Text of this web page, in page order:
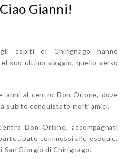
Gianni!
ospiti di Chirignago hanno
suo ultimo viaggio, quello verso
anni al centro Don Orione, dove
subito conquistato molti amici.
Don Orione, accompagnati
commossi alle esequie,
Giorgio di Chirignago.